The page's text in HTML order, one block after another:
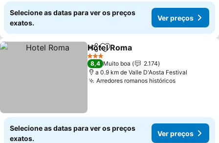
Selecione as datas para ver os preços
exatos.
Ver preços
PartilharAdicionar aos favoritos
Hotel Roma
3 Estrelas
8,4 Muito boa
2.174
a 0.9 km de Valle D'Aosta Festival
Arredores romanos históricosVer preços
Selecione as datas para ver os preços
exatos.
Ver preços